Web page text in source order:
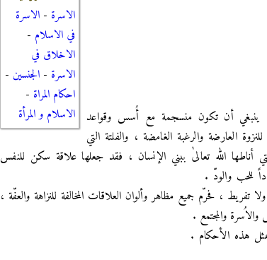
الاسرة - الاسرة
في الاسلام -
الاخلاق في
الاسرة - الجنسين -
احكام المراة -
الاسلام و المرأة
ينبغي أن تكون منسجمة مع أُسس وقواعد
العارضة والرغبة الغامضة ، والفلتة التي
أناطها الله تعالىٰ ببني الإنسان ، فقد جعلها علاقة سكن للنفس
للحب والودّ .
، فحرّم جميع مظاهر وألوان العلاقات المخالفة للنزاهة والعفّة ،
والمجتمع .
هذه الأحكام .